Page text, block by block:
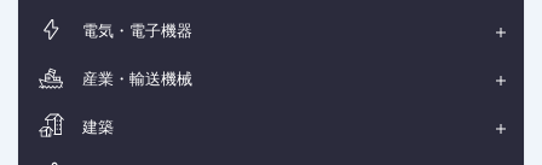
電気・電子機器
産業・輸送機械
建築